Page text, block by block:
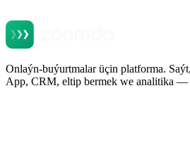
Onlaýn-buýurtmalar üçin platforma.
App, CRM, eltip bermek we analitika —